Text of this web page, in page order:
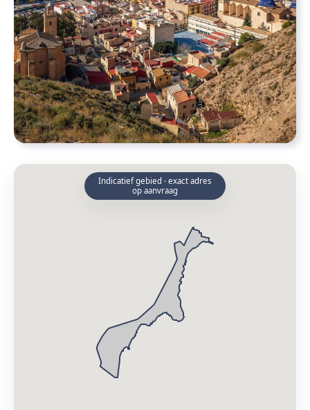
Indicatief gebied · exact adres
op aanvraag